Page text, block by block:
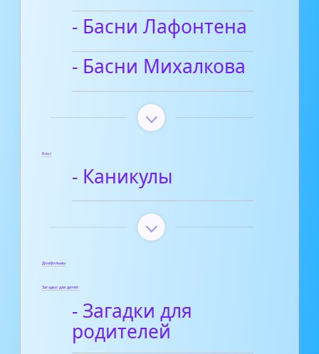
- Басни Лафонтена
- Басни Михалкова
Блог
- Каникулы
Диафильмы
Загадки для детей
- Загадки для
родителей